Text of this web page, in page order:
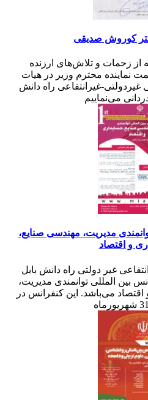
کوروش صدیقی
از زحمات و تلاش‌های ارزنده
نماینده محترم وزیر در هیات
غیرانتفاعی راه دانش
مدیریت، مهندسی صنایع،
و اقتصاد
غیر دولتی راه دانش بابل
بین المللی توانمندی مدیریت،
می‌باشد. این کنفرانس در